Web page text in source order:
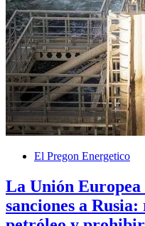
El Pregon Energetico
La Unión Europea
sanciones a